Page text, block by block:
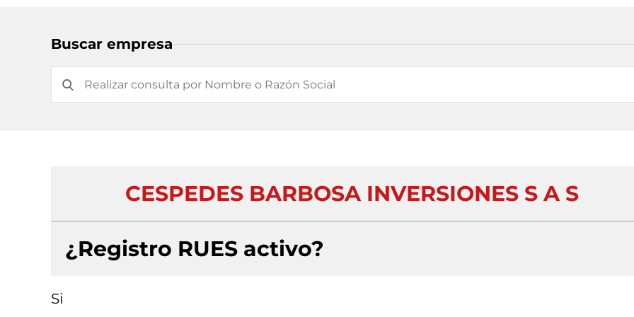
Buscar empresa
CESPEDES BARBOSA INVERSIONES S A S
¿Registro RUES activo?
Si